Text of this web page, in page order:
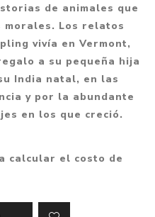
de animales que
morales. Los relatos
vivía en Vermont,
a su pequeña hija
India natal, en las
y por la abundante
en los que creció.
calcular el costo de